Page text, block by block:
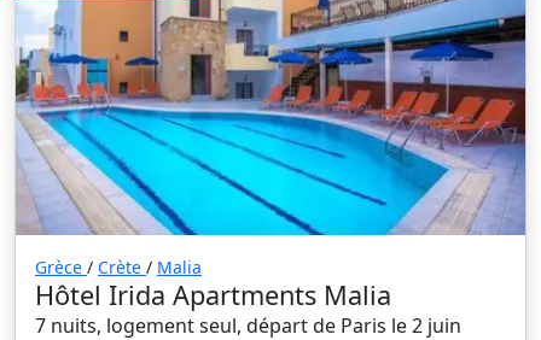
Grèce / Crète / Malia
Hôtel Irida Apartments Malia
7 nuits, logement seul, départ de Paris le 2 juin